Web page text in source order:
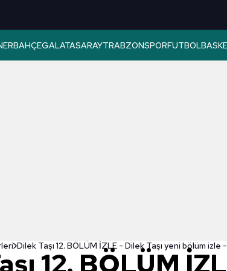
GALATASARAYTRABZONSPORFUTBOL
12. BÖLÜM